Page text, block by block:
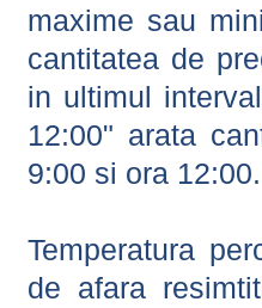
maxime sau
cantitatea de
in ultimul
12:00" arata
9:00 si ora 12:00.
Temperatura
de afara